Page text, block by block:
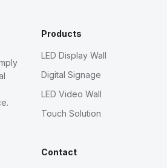
Products
LED Display Wall
Digital Signage
LED Video Wall
Touch Solution
Contact